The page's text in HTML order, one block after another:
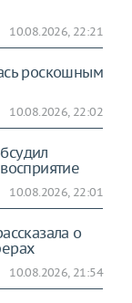
10.08.2026, 22:21
роскошным
10.08.2026, 22:02
10.08.2026, 22:01
о
10.08.2026, 21:54